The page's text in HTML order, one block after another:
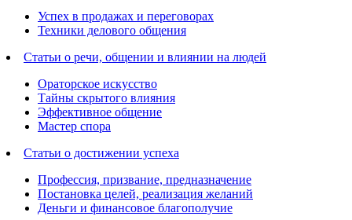
Успех в продажах и переговорах
Техники делового общения
Статьи о речи, общении и влиянии на людей
Ораторское искусство
Тайны скрытого влияния
Эффективное общение
Мастер спора
Статьи о достижении успеха
Профессия, призвание, предназначение
Постановка целей, реализация желаний
Деньги и финансовое благополучие